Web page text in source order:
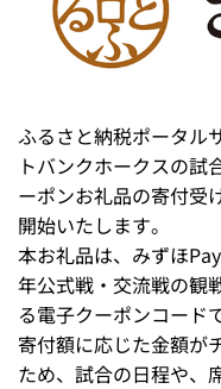
ふるさと納税ポータル
トバンクホークスの試
ーポンお礼品の寄付受
開始いたします。
本お礼品は、みずほ
年公式戦・交流戦の観
る電子クーポンコード
寄付額に応じた金額が
ため、試合の日程や、